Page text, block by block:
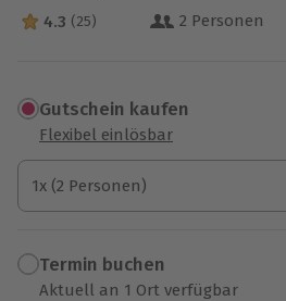
4.3 Sterne von 5 aus 25 Bewertungen
4.3 (25) 2 Personen
Gutschein kaufen
Flexibel einlösbar
1x (2 Personen)
1x (2 Personen)
1x (2 Personen)
Termin buchen
Aktuell an 1 Ort verfügbar